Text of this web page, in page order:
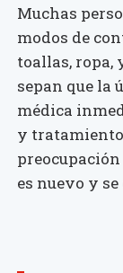
Muchas
modos de
toallas, ropa,
sepan que la
médica
y
es nuevo y se